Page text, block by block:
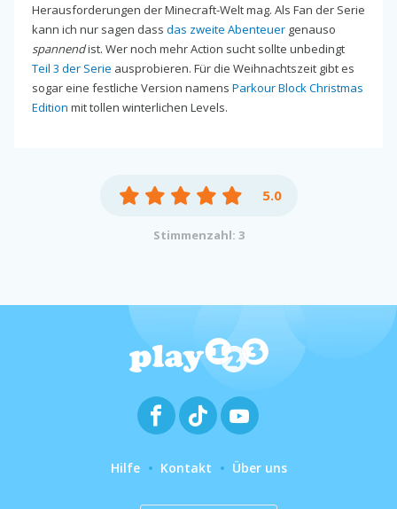
Herausforderungen der Minecraft-Welt mag. Als Fan der Serie
kann ich nur sagen dass das zweite Abenteuer genauso
spannendist. Wer noch mehr Action sucht sollte unbedingt
Teil 3 der Serie ausprobieren. Für die Weihnachtszeit gibt es
sogar eine festliche Version namens Parkour Block Christmas
Edition mit tollen winterlichen Levels.
5.0
Stimmenzahl: 3
Hilfe Kontakt Über uns